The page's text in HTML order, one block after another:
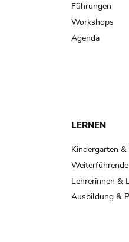
Führungen
Workshops
Agenda
LERNEN
Kindergarten
Lehrerinnen &
Ausbildung &